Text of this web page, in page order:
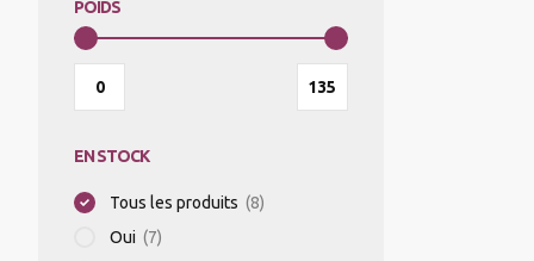
MIXER PLONGEANT/MIXER
PROFESSIONNEL/BLIXER
POIDS
EN STOCK
Tous les produits (8)
Oui (7)